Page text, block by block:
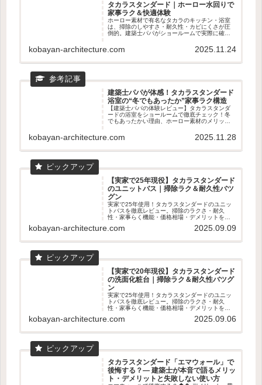
タカラスタンダード｜ホーロー水回りで
家事ラク＆快適体験
ホーロー素材で有名なタカラのキッチン・浴室
は、掃除のしやすさ・耐久性・カビにくさが圧
倒的。建築士パパがショールームで実際に確認
かりやすく紹介。新築・リフォームの前に読ん
でおきたい家事ラクの知恵🧽✨
kobayan-architecture.com 2025.11.24
建築士パパが体感！タカラスタンダード
浴室の“冬でもあったか”家事ラク構造
【建築士パパの体験レビュー】タカラスタンダ
ードの浴室をショールームで徹底チェック！冬
でもあったかい理由、ホーロー素材のメリッ
で詳しく解説。寒いお風呂を快適にしたい人必
見のPR記事です。
kobayan-architecture.com 2025.11.28
【実家で25年現役】タカラスタンダード
のユニットバス｜掃除ラク＆耐久性バツ
グン
実家で25年使用！タカラスタンダードのユニッ
トバスを徹底レビュー。掃除のラクさ・耐久
性・家事らく機能・価格相場・デメリットを数
字入りで解説。ショールーム体感の魅力も！
kobayan-architecture.com 2025.09.09
【実家で20年現役】タカラスタンダード
の洗面化粧台｜掃除ラク＆耐久性バツグ
ン
実家で25年使用！タカラスタンダードのユニッ
トバスを徹底レビュー。掃除のラクさ・耐久
性・家事らく機能・価格相場・デメリットを数
字入りで解説。ショールーム体感の魅力も！
kobayan-architecture.com 2025.09.06
タカラスタンダード「エマウォール」で
後悔する？― 建築士が本音で語るメリッ
ト・デメリットと失敗しない使い方